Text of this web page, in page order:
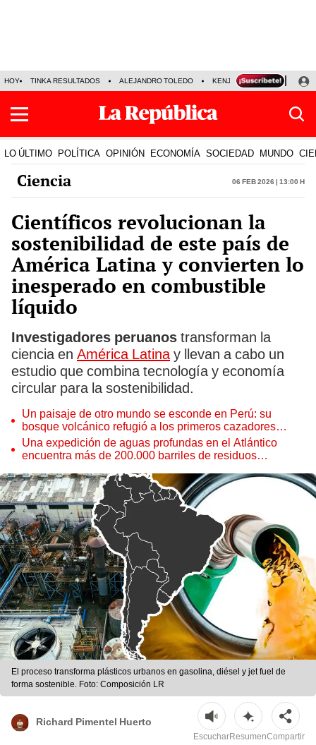
HOY TINKA RESULTADOS ALEJANDRO TOLEDO KENJI FUJIMORI
LO ÚLTIMO POLÍTICA OPINIÓN ECONOMÍA SOCIEDAD MUNDO
Ciencia 06 Feb 2026 | 13:00 h
Científicos revolucionan la
sostenibilidad de este país de
América Latina y convierten lo
inesperado en combustible
líquido
Investigadores peruanos transforman la
ciencia en América Latinay llevan a cabo un
estudio que combina tecnología y economía
circular para la sostenibilidad.
Un paisaje de otro mundo se esconde en Perú: su
bosque volcánico refugió a los primeros cazadores
andinos hace 10.000 años
Una expedición de aguas profundas en el Atlántico
encuentra más de 200.000 barriles de residuos
El proceso transforma plásticos urbanos en gasolina, diésel y jet fuel de
forma sostenible. Foto: Composición LR
Richard Pimentel Huerto
EscucharResumenCompartir